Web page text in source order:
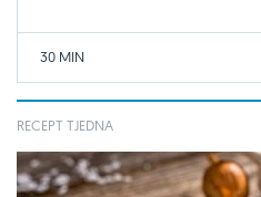
30 MIN
RECEPT TJEDNA